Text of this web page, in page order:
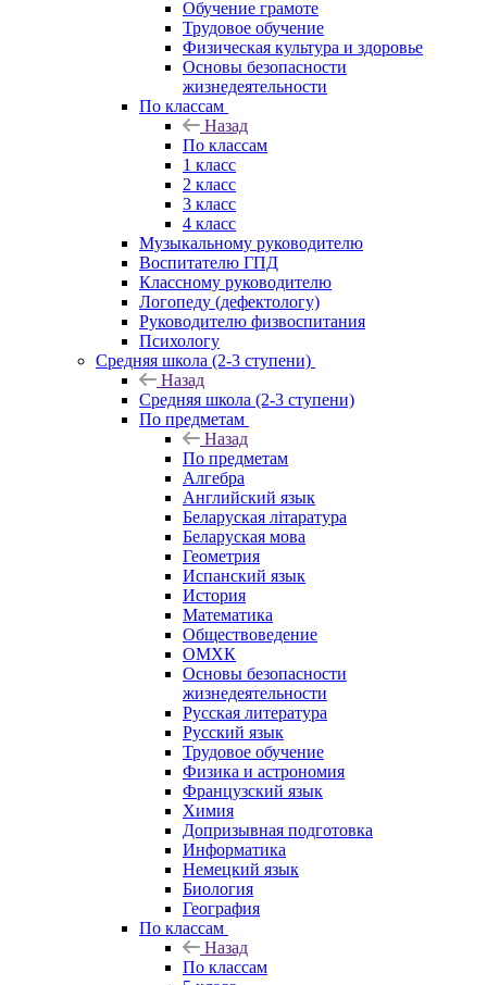
Обучение грамоте
Трудовое обучение
Физическая культура и здоровье
Основы безопасности
жизнедеятельности
По классам
Назад
По классам
1 класс
2 класс
3 класс
4 класс
Музыкальному руководителю
Воспитателю ГПД
Классному руководителю
Логопеду (дефектологу)
Руководителю физвоспитания
Психологу
Средняя школа (2-3 ступени)
Назад
Средняя школа (2-3 ступени)
По предметам
Назад
По предметам
Алгебра
Английский язык
Беларуская літаратура
Беларуская мова
Геометрия
Испанский язык
История
Математика
Обществоведение
ОМХК
Основы безопасности
жизнедеятельности
Русская литература
Русский язык
Трудовое обучение
Физика и астрономия
Французский язык
Химия
Допризывная подготовка
Информатика
Немецкий язык
Биология
География
По классам
Назад
По классам